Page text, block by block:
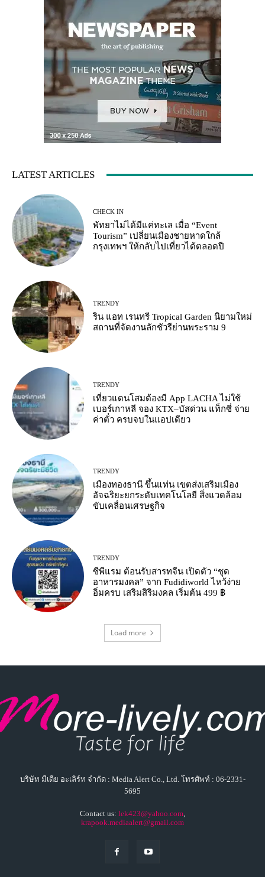
LATEST ARTICLES
CHECK IN
พัทยาไม่ได้มีแค่ทะเล เมื่อ “Event
Tourism” เปลี่ยนเมืองชายหาดใกล้
กรุงเทพฯ ให้กลับไปเที่ยวได้ตลอดปี
TRENDY
ริน แอท เรนทรี Tropical Garden นิยามใหม่
สถานที่จัดงานลักชัวรีย่านพระราม 9
TRENDY
เที่ยวแดนโสมต้องมี App LACHA ไม่ใช้
เบอร์เกาหลี จอง KTX–บัสด่วน แท็กซี่ จ่าย
ค่าตั๋ว ครบจบในแอปเดียว
TRENDY
เมืองทองธานี ขึ้นแท่น เขตส่งเสริมเมือง
อัจฉริยะยกระดับเทคโนโลยี สิ่งแวดล้อม
ขับเคลื่อนเศรษฐกิจ
TRENDY
ซีพีแรม ต้อนรับสารทจีน เปิดตัว “ชุด
อาหารมงคล” จาก Fudidiworld ไหว้ง่าย
อิ่มครบ เสริมสิริมงคล เริ่มต้น 499 ฿
Load more
บริษัท มีเดีย อะเลิร์ท จำกัด : Media Alert Co., Ltd. โทรศัพท์ : 06-2331-
5695
Contact us: lek423@yahoo.com,
krapook.mediaalert@gmail.com